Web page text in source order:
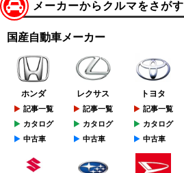
メーカーからクルマをさがす
国産自動車メーカー
ホンダ
記事一覧
カタログ
中古車
レクサス
記事一覧
カタログ
中古車
トヨタ
記事一覧
カタログ
中古車